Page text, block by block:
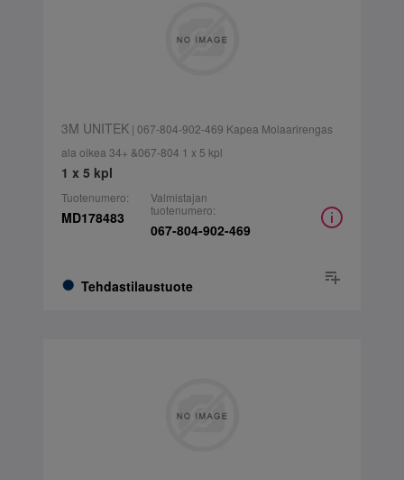
3M UNITEK| 067-804-902-469 Kapea Molaarirengas
ala oikea 34+ &067-804 1 x 5 kpl
1 x 5 kpl
Tuotenumero:
MD178483
Tehdastilaustuote
Valmistajan
tuotenumero:
067-804-902-469